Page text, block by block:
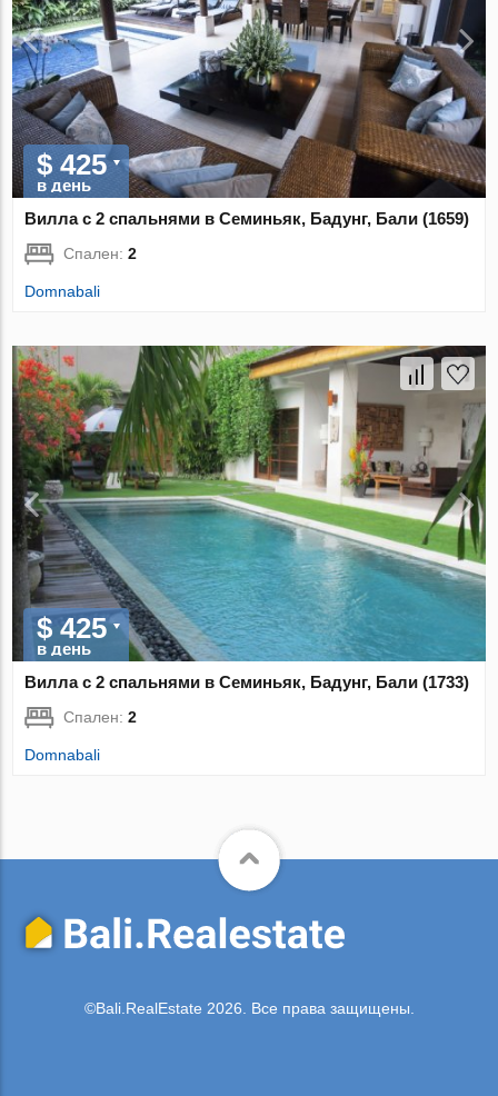
$ 425
в день
Вилла с 2 спальнями в Семиньяк, Бадунг, Бали (1659)
Спален:2
Domnabali
$ 425
в день
Вилла с 2 спальнями в Семиньяк, Бадунг, Бали (1733)
Спален:2
Domnabali
©Bali.RealEstate 2026. Все права защищены.